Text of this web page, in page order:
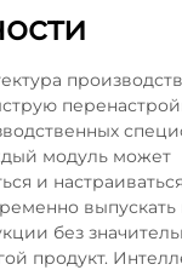
модуль может
и
выпускать
без
продукт.